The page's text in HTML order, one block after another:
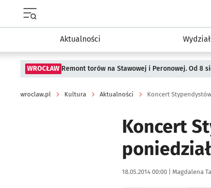
Aktualności
WROCŁAW Remont torów na Stawowej i Peronowej. Od 8
wroclaw.pl Kultura Aktualności Koncert
Koncert
Data publikacji:
18.05.2014 00:00 | Autor:
Magdalena